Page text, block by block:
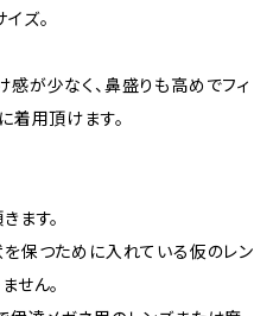
ズ。
が少なく、鼻盛りも高めでフィ
着用頂けます。
ます。
保つために入れている仮のレン
せん。